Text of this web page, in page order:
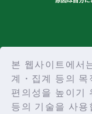
본 웹사이트에서
계・집계 등의 목
편의성을 높이기
등의 기술을 사용
原因は自分にある。
プライバシーポリシー